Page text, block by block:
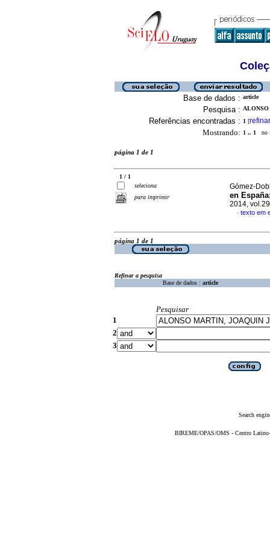
Base de dados : article
Pesquisa :
Referências encontradas : 1 [refinar
Mostrando: 1 .. 1 no
página 1 de 1
1 / 1
seleciona
para imprimir
Gómez-
en España
2014,
· texto em
página 1 de 1
Refinar a pesquisa
Base de dados : article
Pesquisar
1
2
3
Search
BIREME/OPAS/OMS - Centro Latino-